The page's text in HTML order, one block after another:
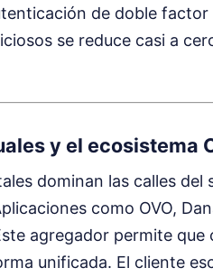
de doble
se reduce casi a
y el ecosistema
dominan las calles
como OVO,
agregador permite
unificada. El cliente